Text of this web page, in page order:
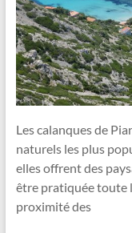
Les calanques de
naturels les plus
elles offrent des
être pratiquée toute
proximité des